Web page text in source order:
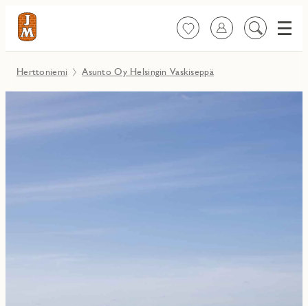
SuosikitKirjaudu sisään
Etsi
Herttoniemi Asunto Oy Helsingin Vaskiseppä